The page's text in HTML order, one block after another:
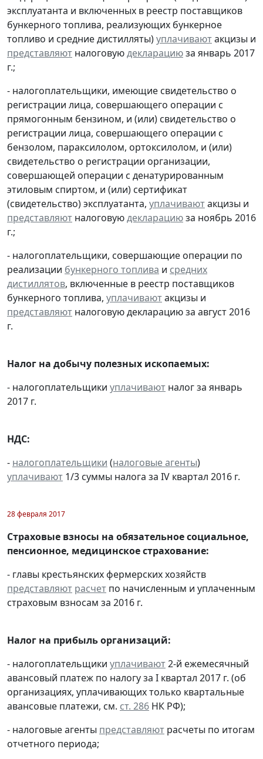
эксплуатанта и включенных в реестр поставщиков
бункерного топлива, реализующих бункерное
топливо и средние дистилляты)уплачиваютакцизы и
представляют налоговуюдекларациюза январь 2017
г.;
- налогоплательщики, имеющие свидетельство о
регистрации лица, совершающего операции с
прямогонным бензином, и (или) свидетельство о
регистрации лица, совершающего операции с
бензолом, параксилолом, ортоксилолом, и (или)
свидетельство о регистрации организации,
совершающей операции с денатурированным
этиловым спиртом, и (или) сертификат
(свидетельство) эксплуатанта, уплачиваютакцизы и
представляют налоговуюдекларациюза ноябрь 2016
г.;
- налогоплательщики, совершающие операции по
реализации бункерного топлива и средних
дистиллятов, включенные в реестр поставщиков
бункерного топлива, уплачиваютакцизы и
представляют налоговую декларацию за август 2016
г.
Налог на добычу полезных ископаемых:
- налогоплательщики уплачивают налог за январь
2017 г.
НДС:
- налогоплательщики (налоговые агенты)
уплачивают 1/3 суммы налога за IV квартал 2016 г.
28 февраля 2017
Страховые взносы на обязательное социальное,
пенсионное, медицинское страхование:
- главы крестьянских фермерских хозяйств
представляют расчет по начисленным и уплаченным
страховым взносам за 2016 г.
Налог на прибыль организаций:
- налогоплательщики уплачивают2-й ежемесячный
авансовый платеж по налогу за I квартал 2017 г. (об
организациях, уплачивающих только квартальные
авансовые платежи, см. ст. 286 НК РФ);
- налоговые агенты представляют расчеты по итогам
отчетного периода;